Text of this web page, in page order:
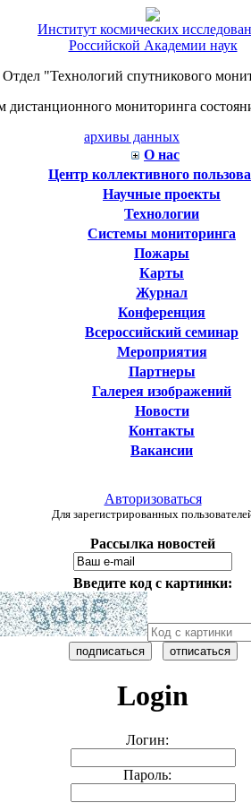
Институт космических
Российской Академии наук
Отдел "Технологий спутникового
дистанционного мониторинга
архивы данных
О нас
Центр коллективного
Научные проекты
Технологии
Системы мониторинга
Пожары
Карты
Журнал
Конференция
Всероссийский семинар
Мероприятия
Партнеры
Галерея изображений
Новости
Контакты
Вакансии
Авторизоваться
Для зарегистрированных
Рассылка новостей
Введите код с картинки:
Login
Логин:
Пароль: